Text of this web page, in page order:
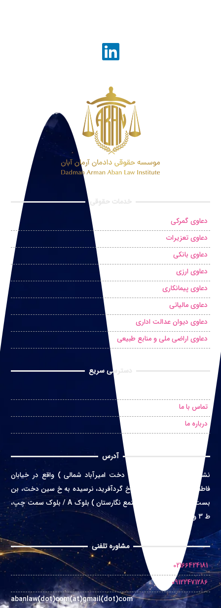
خدمات حقوقی
دعاوی گمرکی
دعاوی تعزیرات
دعاوی بانکی
دعاوی ارزی
دعاوی پیمانکاری
دعاوی مالیاتی
دعاوی دیوان عدالت اداری
دعاوی اراضی ملی و منابع طبیعی
دسترسی سریع
تماس با ما
درباره ما
آدرس
نشانی
تهران ( محله سین دخت امیرآباد شمالی ) واقع در خیابان
فاطمی غربی، خ اعتماد زاده، خ گردآفرید، نرسیده به خ سین دخت، بن
بست بهشت، پلاک 4 ( مجتمع نگارستان ) بلوک A / بلوک سمت چپ،
ط 3 واحد 10
مشاوره تلفنی
02166424181
09122471286
abanlaw(dot)com(at)gmail(dot)com